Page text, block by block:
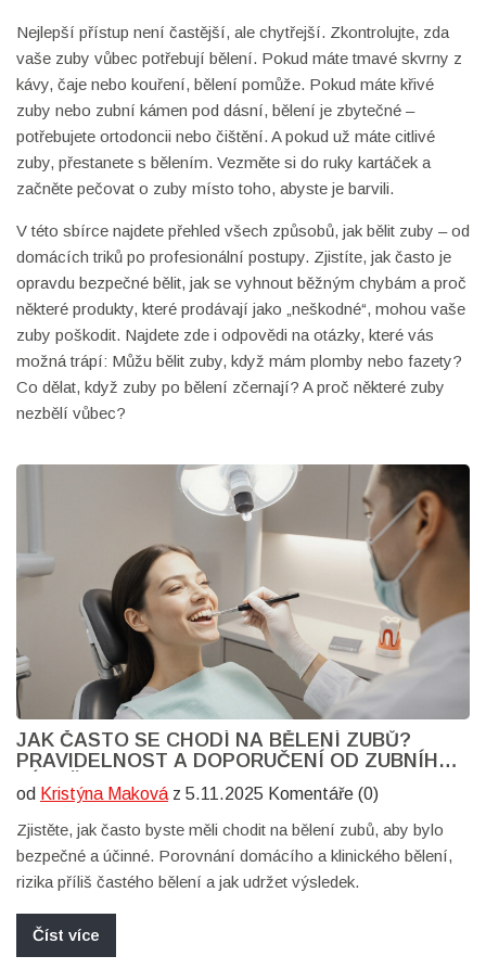
Nejlepší přístup není častější, ale chytřejší. Zkontrolujte, zda
vaše zuby vůbec potřebují bělení. Pokud máte tmavé skvrny z
kávy, čaje nebo kouření, bělení pomůže. Pokud máte křivé
zuby nebo zubní kámen pod dásní, bělení je zbytečné –
potřebujete ortodoncii nebo čištění. A pokud už máte citlivé
zuby, přestanete s bělením. Vezměte si do ruky kartáček a
začněte pečovat o zuby místo toho, abyste je barvili.
V této sbírce najdete přehled všech způsobů, jak bělit zuby – od
domácích triků po profesionální postupy. Zjistíte, jak často je
opravdu bezpečné bělit, jak se vyhnout běžným chybám a proč
některé produkty, které prodávají jako „neškodné“, mohou vaše
zuby poškodit. Najdete zde i odpovědi na otázky, které vás
možná trápí: Můžu bělit zuby, když mám plomby nebo fazety?
Co dělat, když zuby po bělení zčernají? A proč některé zuby
nezbělí vůbec?
JAK ČASTO SE CHODÍ NA BĚLENÍ ZUBŮ?
PRAVIDELNOST A DOPORUČENÍ OD ZUBNÍHO
LÉKAŘE
od Kristýna Maková z 5.11.2025 Komentáře (0)
Zjistěte, jak často byste měli chodit na bělení zubů, aby bylo
bezpečné a účinné. Porovnání domácího a klinického bělení,
rizika příliš častého bělení a jak udržet výsledek.
Číst více